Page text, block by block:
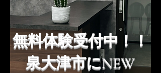
無料体験受付中！！
泉大津市にNEW